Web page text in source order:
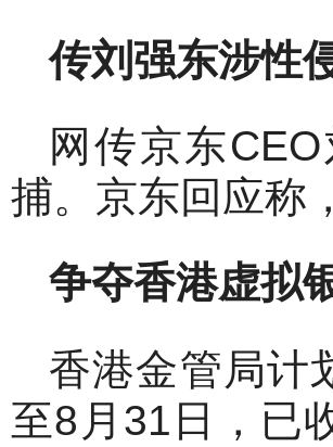
传刘强东涉性
网传京东
捕。京东回应称
争夺香港虚拟
香港金管局计
至8月31日，已